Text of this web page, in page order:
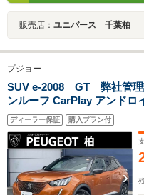
販売店： ユニバース 千葉柏
プジョー
SUV e-2008 GT 弊社管理試乗
ンルーフ CarPlay アンドロイドオート バックカメラ ハー
フレザーシート シートヒー
ール レーンキープアシスト
ランプ
ディーラー保証 購入プラン付